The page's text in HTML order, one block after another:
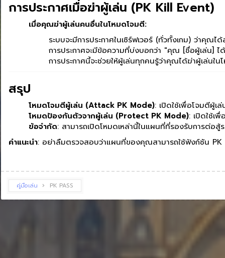
การประกาศเมื่อฆ่าผู้เล่น (PK Kill Event)
เมื่อคุณฆ่าผู้เล่นคนอื่นในโหมดโจมตี:
ระบบจะมีการประกาศในเซิร์ฟเวอร์ (ทั่วทั้งเกม) ว่าคุณ
การประกาศจะมีข้อความที่บ่งบอกว่า "คุณ [ชื่อผู้เล่น]
การประกาศนี้จะช่วยให้ผู้เล่นทุกคนรู้ว่าคุณได้ฆ่าผู้เล่นใน
สรุป
โหมดโจมตีผู้เล่น (Attack PK Mode): เปิดใช้เพื่อโจมตีผู้เ
โหมดป้องกันตัวจากผู้เล่น (Protect PK Mode): เปิดใช้เ
ข้อจำกัด: สามารถเปิดโหมดเหล่านี้ในแผนที่ที่รองรับการต่อสู้
คำแนะนำ: อย่าลืมตรวจสอบว่าแผนที่ของคุณสามารถใช้ฟังก์ชัน PK
คู่มือเล่น PK PASS